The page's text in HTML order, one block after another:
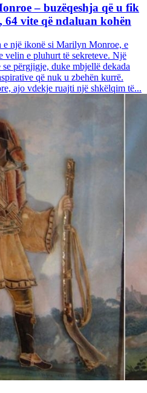
– buzëqeshja që u fik
vite që ndaluan kohën
e një ikonë si Marilyn Monroe, e
velin e pluhurt të sekreteve. Një
përgjigje, duke mbjellë dekada
që nuk u zbehën kurrë.
ajo vdekje ruajti një shkëlqim të...